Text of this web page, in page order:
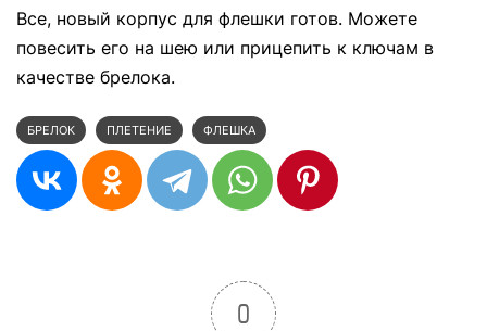
Все, новый корпус для флешки готов. Можете
повесить его на шею или прицепить к ключам в
качестве брелока.
БРЕЛОК ПЛЕТЕНИЕ ФЛЕШКА
0